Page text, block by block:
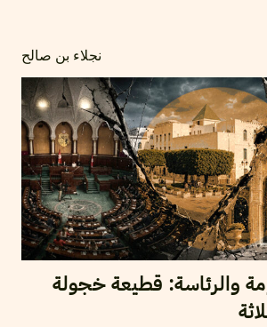
نجلاء بن صالح
والرئاسة: قطيعة خجولة